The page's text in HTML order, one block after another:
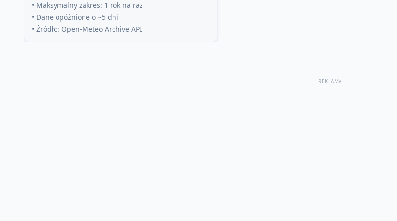
• Maksymalny zakres: 1 rok na raz
• Dane opóźnione o ~5 dni
• Źródło: Open-Meteo Archive API
REKLAMA